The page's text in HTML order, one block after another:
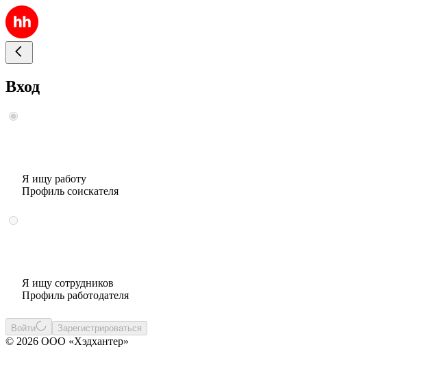
Вход
Я ищу работу
Профиль соискателя
Я ищу сотрудников
Профиль работодателя
Войти Зарегистрироваться
© 2026 ООО «Хэдхантер»